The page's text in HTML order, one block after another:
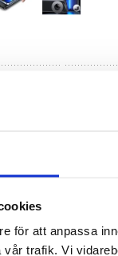
för att anpassa
trafik. Vi
Trådlös Powerbank till
US-CD171PB62
kontrollera återstående
MagSafe och stöder